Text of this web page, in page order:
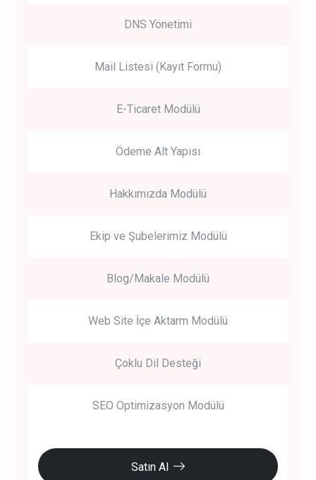
DNS Yönetimi
Mail Listesi (Kayıt Formu)
E-Ticaret Modülü
Ödeme Alt Yapısı
Hakkımızda Modülü
Ekip ve Şubelerimiz Modülü
Blog/Makale Modülü
Web Site İçe Aktarm Modülü
Çoklu Dil Desteği
SEO Optimizasyon Modülü
Satın Al